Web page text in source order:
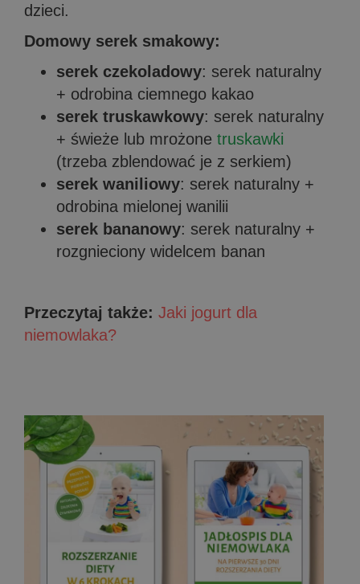
dzieci.
Domowy serek smakowy:
serek czekoladowy: serek naturalny
+ odrobina ciemnego kakao
serek truskawkowy: serek naturalny
+ świeże lub mrożone truskawki
(trzeba zblendować je z serkiem)
serek waniliowy: serek naturalny +
odrobina mielonej wanilii
serek bananowy: serek naturalny +
rozgnieciony widelcem banan
Przeczytaj także: Jaki jogurt dla
niemowlaka?